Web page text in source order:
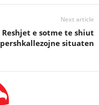
Next article
Reshjet e sotme te shiut
pershkallezojne situaten